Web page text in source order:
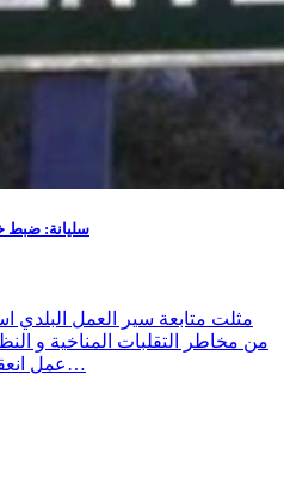
سليانة: ضبط
مثلت متابعة سير العمل البلدي
من مخاطر التقلبات المناخية و
عمل انعقدت امس بولاية سليانة باشراف…